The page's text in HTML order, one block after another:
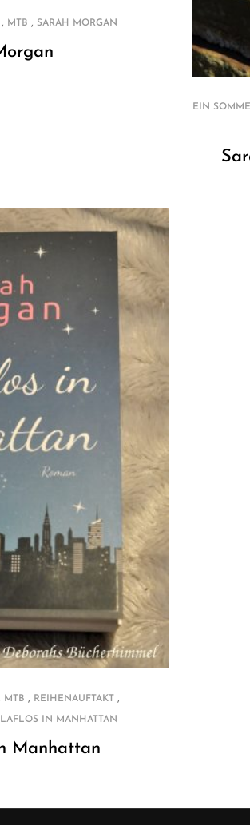
, MTB , SARAH MORGAN
EIN
MTB , REIHENAUFTAKT ,
IN MANHATTAN
Manhattan